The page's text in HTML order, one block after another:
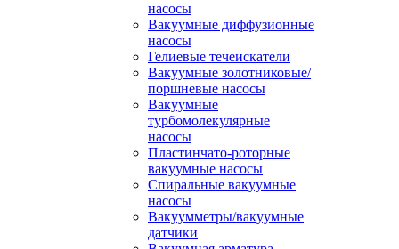
насосы
Вакуумные диффузионные
насосы
Гелиевые течеискатели
Вакуумные золотниковые/
поршневые насосы
Вакуумные
турбомолекулярные
насосы
Пластинчато-роторные
вакуумные насосы
Спиральные вакуумные
насосы
Вакуумметры/вакуумные
датчики